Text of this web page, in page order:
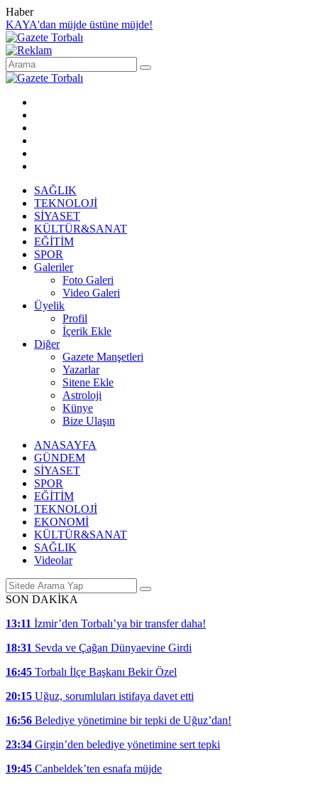
Haber
KAYA'dan müjde üstüne müjde!
SAĞLIK
TEKNOLOJİ
SİYASET
KÜLTÜR&SANAT
EĞİTİM
SPOR
Galeriler
Foto Galeri
Video Galeri
Üyelik
Profil
İçerik Ekle
Diğer
Gazete Manşetleri
Yazarlar
Sitene Ekle
Astroloji
Künye
Bize Ulaşın
ANASAYFA
GÜNDEM
SİYASET
SPOR
EĞİTİM
TEKNOLOJİ
EKONOMİ
KÜLTÜR&SANAT
SAĞLIK
Videolar
SON DAKİKA
13:11 İzmir’den Torbalı’ya bir transfer daha!
18:31 Sevda ve Çağan Dünyaevine Girdi
16:45 Torbalı İlçe Başkanı Bekir Özel
20:15 Uğuz, sorumluları istifaya davet etti
16:56 Belediye yönetimine bir tepki de Uğuz’dan!
23:34 Girgin’den belediye yönetimine sert tepki
19:45 Canbeldek’ten esnafa müjde